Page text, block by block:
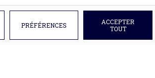
PRÉFÉRENCES
ACCEPTER
TOUT